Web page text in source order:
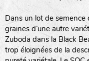
Dans un lot de semence
graines d’une autre
Zuboda dans la Black
trop éloignées de la